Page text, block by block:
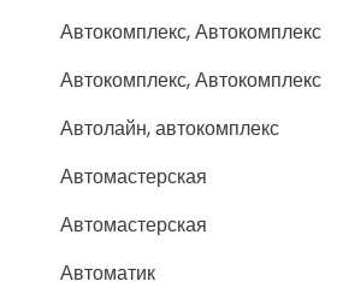
Автокомплекс, Автокомплекс
Автокомплекс, Автокомплекс
Автолайн, автокомплекс
Автомастерская
Автомастерская
Автоматик